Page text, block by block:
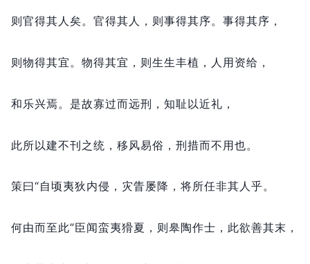
则官得其人矣。 官得其人， 则事得其序。 事得其序，
则物得其宜。 物得其宜， 则生生丰植， 人用资给，
和乐兴焉。 是故寡过而远刑， 知耻以近礼，
此所以建不刊之统， 移风易俗， 刑措而不用也。
策曰“自顷夷狄内侵， 灾眚屡降， 将所任非其人乎。
何由而至此”臣闻蛮夷猾夏， 则皋陶作士， 此欲善其末，